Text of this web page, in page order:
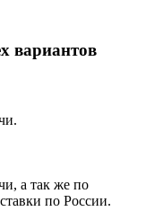
вариантов
а так же по
по России.